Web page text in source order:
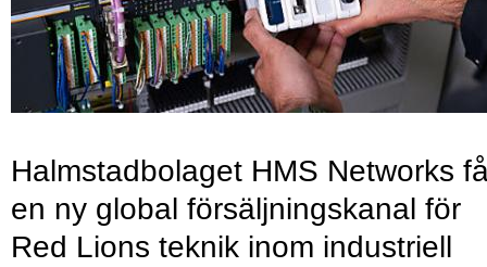
Halmstadbolaget HMS Networks
en ny global försäljningskanal för
Red Lions teknik inom industriell